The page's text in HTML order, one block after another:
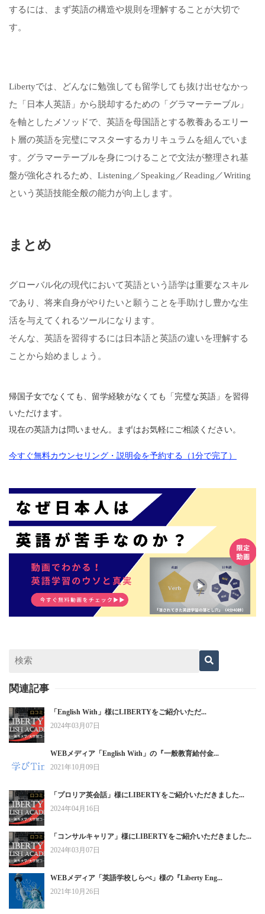
するには、まず英語の構造や規則を理解することが大切で
す。
Libertyでは、どんなに勉強しても留学しても抜け出せなかっ
た「日本人英語」から脱却するための「グラマーテーブル」
を軸としたメソッドで、英語を母国語とする教養あるエリー
ト層の英語を完璧にマスターするカリキュラムを組んでいま
す。グラマーテーブルを身につけることで文法が整理され基
盤が強化されるため、Listening／Speaking／Reading／Writing
という英語技能全般の能力が向上します。
まとめ
グローバル化の現代において英語という語学は重要なスキル
であり、将来自身がやりたいと願うことを手助けし豊かな生
活を与えてくれるツールになります。
そんな、英語を習得するには日本語と英語の違いを理解する
ことから始めましょう。
帰国子女でなくても、留学経験がなくても「完璧な英語」を習得
いただけます。
現在の英語力は問いません。まずはお気軽にご相談ください。
今すぐ無料カウンセリング・説明会を予約する（1分で完了）
関連記事
「English With」様にLIBERTYをご紹介いただ...
2024年03月07日
WEBメディア「English With」の『一般教育給付金...
2021年10月09日
「プロリア英会話」様にLIBERTYをご紹介いただきました...
2024年04月16日
「コンサルキャリア」様にLIBERTYをご紹介いただきました...
2024年03月07日
WEBメディア「英語学校しらべ」様の『Liberty Eng...
2021年10月26日